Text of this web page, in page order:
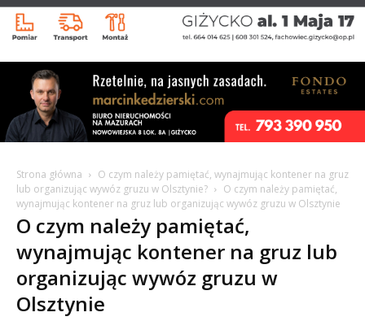
Strona główna
O czym należy pamiętać, wynajmując kontener na gruz
lub organizując wywóz gruzu w Olsztynie?
O czym należy pamiętać,
wynajmując kontener na gruz lub organizując wywóz gruzu w Olsztynie
O czym należy pamiętać,
wynajmując kontener na gruz lub
organizując wywóz gruzu w
Olsztynie